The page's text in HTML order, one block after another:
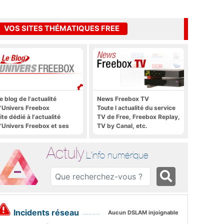
VOS SITES THÉMATIQUES FREE
blog de l'actualité
Freebox
dédié à l'actualité
Freebox et ses
thématiques Actuly, à
Freezone, etc.
News Freebox TV
Toute l actualité du service
TV de Free, Freebox Replay,
TV by Canal, etc.
Actuly L'info numérique
Incidents réseau Aucun DSLAM injoignable